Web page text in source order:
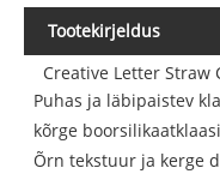
Tootekirjeldus
Creative Letter Straw
Puhas ja läbipaistev
kõrge
Õrn tekstuur ja kerge